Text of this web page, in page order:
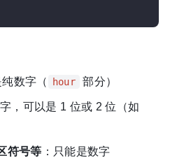
纯数字（ hour 部分）
，可以是 1 位或 2 位（如
符号等 ：只能是数字